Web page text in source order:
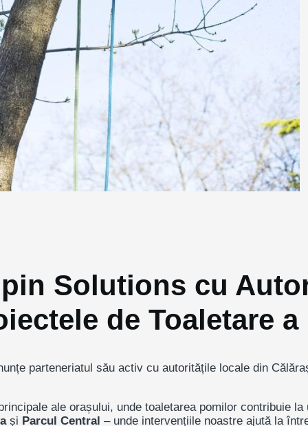
Solutions cu
de Toaletare
parteneriatul său activ cu autoritățile locale din
ale orașului, unde toaletarea pomilor contribuie
și Parcul Central – unde intervențiile noastre ajută la